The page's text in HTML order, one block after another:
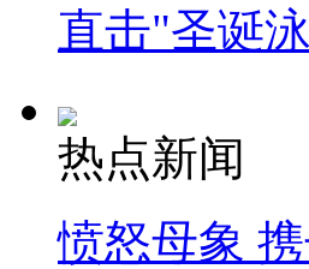
直击"圣诞
热点新闻
愤怒母象